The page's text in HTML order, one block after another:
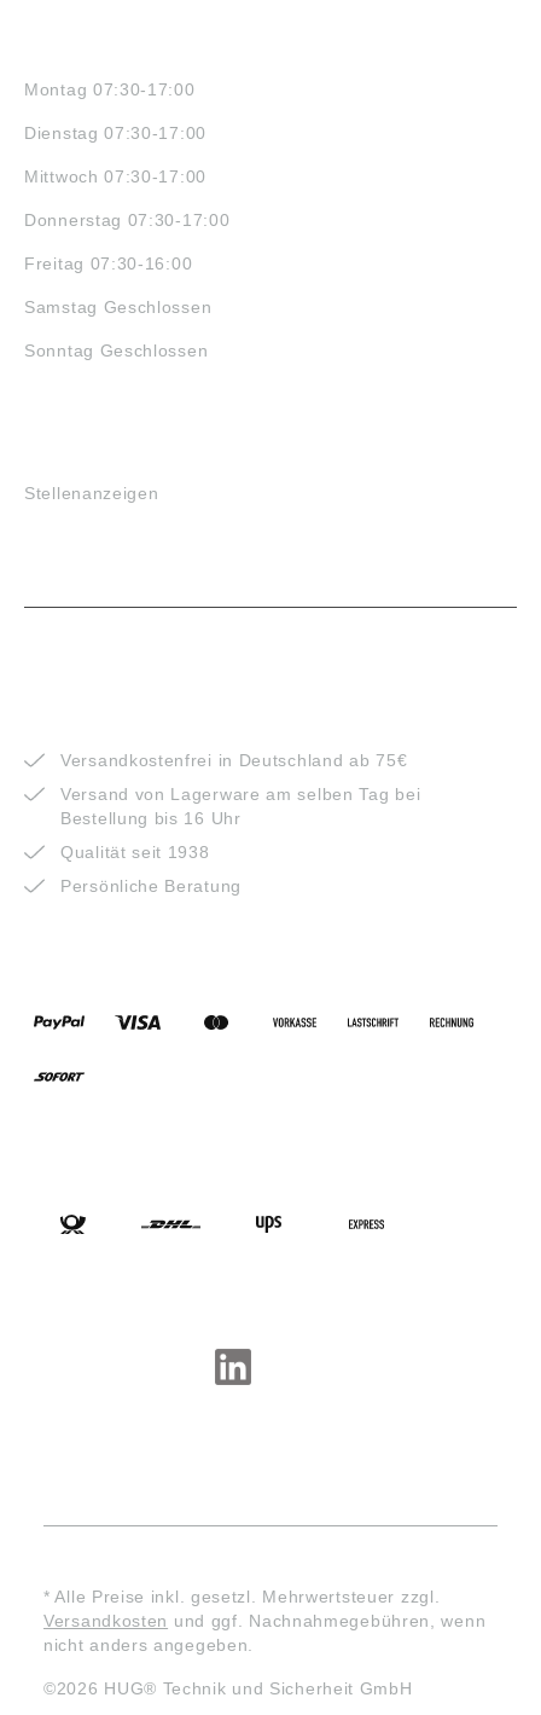
Montag 07:30-17:00
Dienstag 07:30-17:00
Mittwoch 07:30-17:00
Donnerstag 07:30-17:00
Freitag 07:30-16:00
Samstag Geschlossen
Sonntag Geschlossen
Stellenanzeigen
Versandkostenfrei in Deutschland ab 75€
Versand von Lagerware am selben Tag bei
Bestellung bis 16 Uhr
Qualität seit 1938
Persönliche Beratung
* Alle Preise inkl. gesetzl. Mehrwertsteuer zzgl.
Versandkosten und ggf. Nachnahmegebühren, wenn
nicht anders angegeben.
©2026 HUG® Technik und Sicherheit GmbH